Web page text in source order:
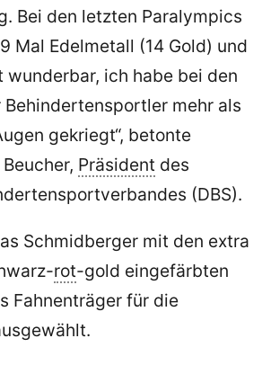
Bei den letzten Paralympics
Mal Edelmetall (14 Gold) und
wunderbar, ich habe bei den
Behindertensportler mehr als
gekriegt“, betonte
Präsident des
(DBS).
Schmidberger mit den extra
rot-gold eingefärbten
Fahnenträger für die